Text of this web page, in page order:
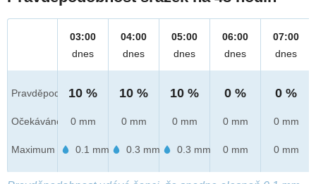
Pravděpod.
Očekáváno
Maximum
03:00
dnes
10 %
0 mm
0.1 mm
04:00
dnes
10 %
0 mm
0.3 mm
05:00
dnes
10 %
0 mm
0.3 mm
06:00
dnes
0 %
0 mm
0 mm
07:00
dnes
0 %
0 mm
0 mm